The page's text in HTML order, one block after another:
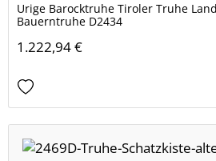
Urige Barocktruhe Tiroler Truhe
Bauerntruhe D2434
1.222,94 €